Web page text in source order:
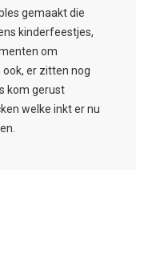
gemaakt die
kinderfeestjes,
om
ook, er zitten nog
kom gerust
welke inkt er nu